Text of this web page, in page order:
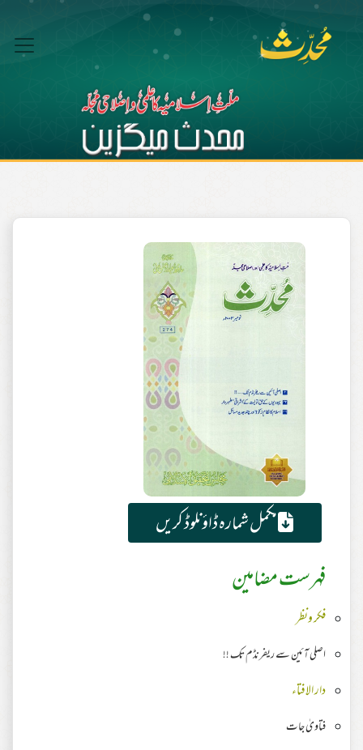
مکمل شمارہ ڈاؤنلوڈ کریں
فہرست مضامین
فکر ونظر
اصلی آئین سے ریفرنڈم تک !!
دار الافتاء
فتاویٰ جات